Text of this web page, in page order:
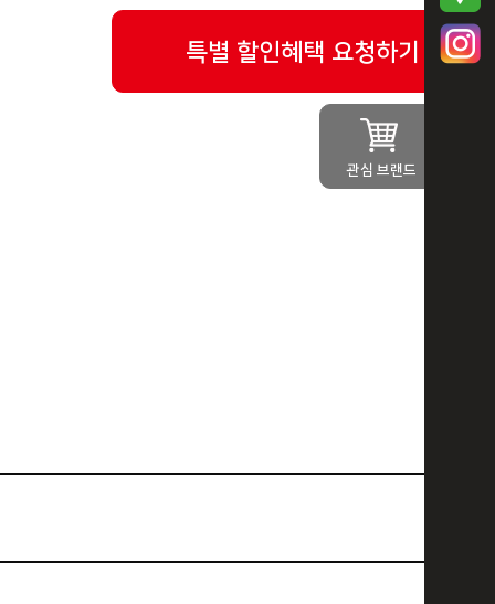
특별 할인혜택 요청하기
관심 브랜드